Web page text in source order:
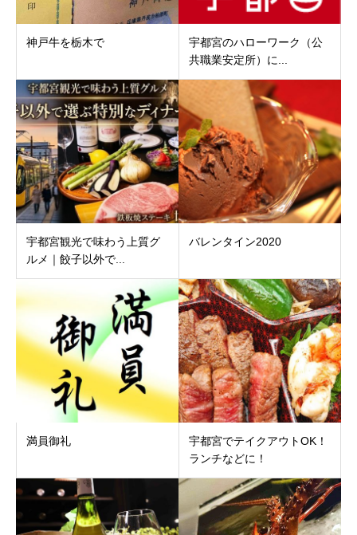
神戸牛を栃木で
宇都宮のハローワーク（公
共職業安定所）に...
宇都宮観光で味わう上質グ
ルメ｜餃子以外で...
バレンタイン2020
満員御礼
宇都宮でテイクアウトOK！
ランチなどに！